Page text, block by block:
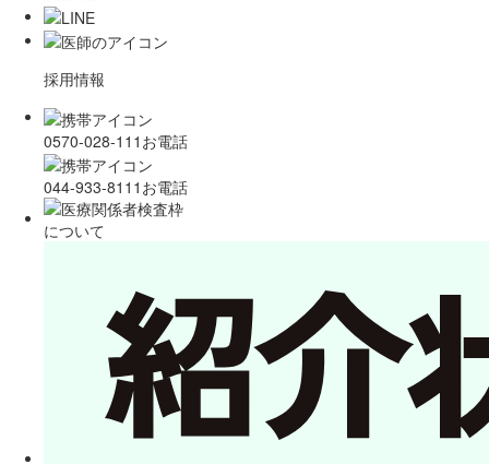
採用情報
0570-028-111 お電話
044-933-8111 お電話